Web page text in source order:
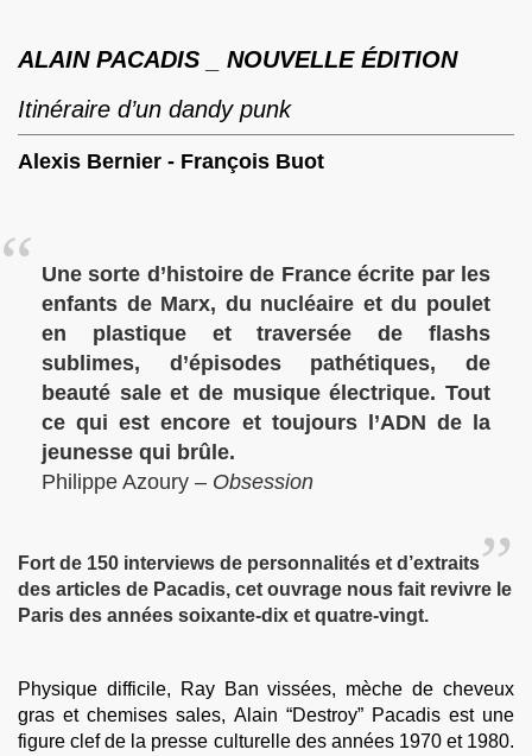
ALAIN PACADIS _ NOUVELLE ÉDITION
Itinéraire d’un dandy punk
Alexis Bernier - François Buot
Une sorte d’histoire de France écrite par les
enfants de Marx, du nucléaire et du poulet
en plastique et traversée de flashs
sublimes, d’épisodes pathétiques, de
beauté sale et de musique électrique. Tout
ce qui est encore et toujours l’ADN de la
jeunesse qui brûle.
Philippe Azoury – Obsession
Fort de 150 interviews de personnalités et d’extraits
des articles de Pacadis, cet ouvrage nous fait revivre le
Paris des années soixante-dix et quatre-vingt.
Physique difficile, Ray Ban vissées, mèche de cheveux
gras et chemises sales, Alain “Destroy” Pacadis est une
figure clef de la presse culturelle des années 1970 et 1980.